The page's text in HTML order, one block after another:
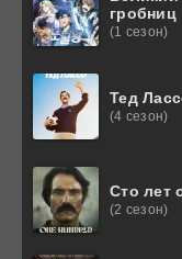
гробниц
(1 сезон)
Тед
(4 сезон)
Сто лет
(2 сезон)